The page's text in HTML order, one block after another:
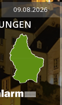
09.08.2026